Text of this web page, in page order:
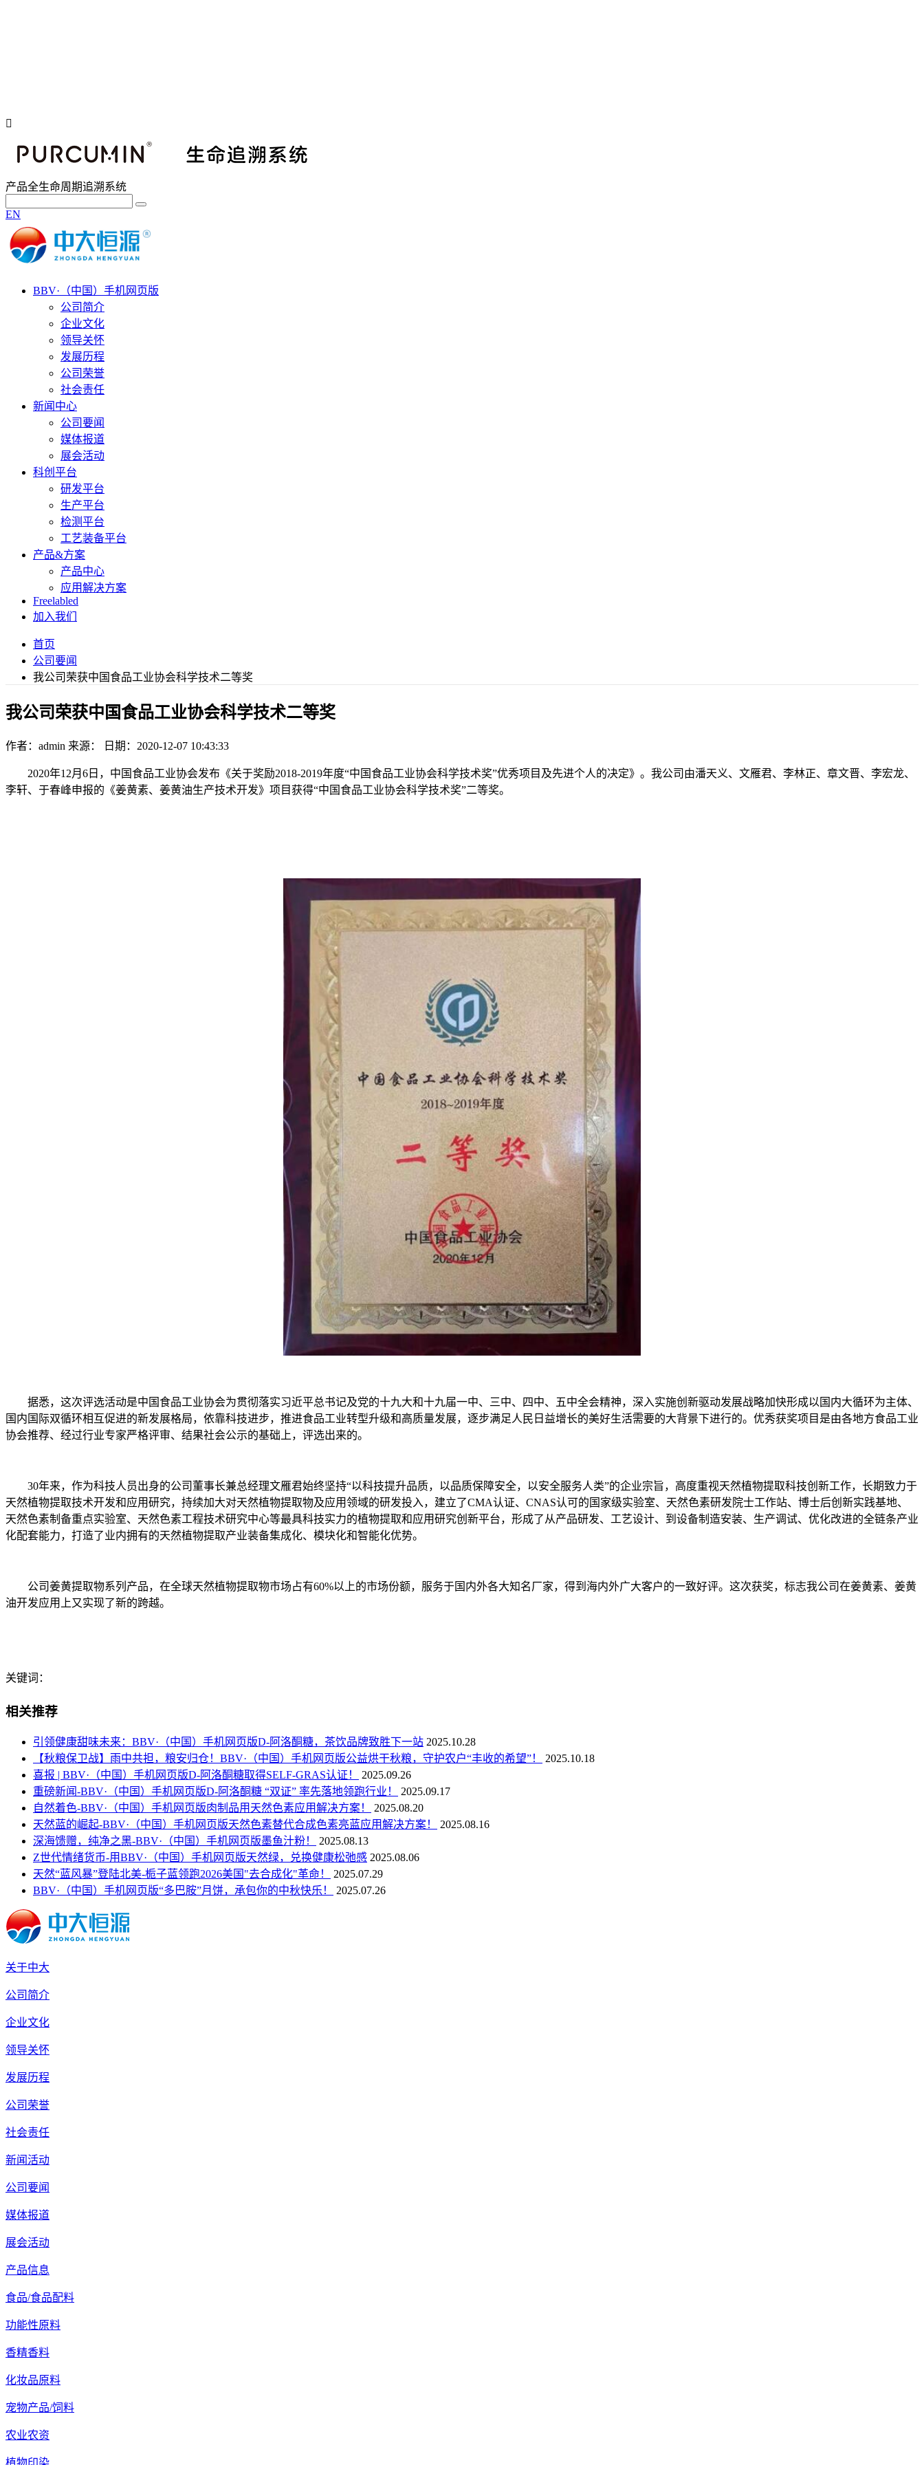
产品全生命周期追溯系统
EN
BBV·（中国）手机网页版
公司简介
企业文化
领导关怀
发展历程
公司荣誉
社会责任
新闻中心
公司要闻
媒体报道
展会活动
科创平台
研发平台
生产平台
检测平台
工艺装备平台
产品&方案
产品中心
应用解决方案
Freelabled
加入我们
首页
公司要闻
我公司荣获中国食品工业协会科学技术二等奖
我公司荣获中国食品工业协会科学技术二等奖
作者：admin 来源： 日期：2020-12-07 10:43:33
2020年12月6日，中国食品工业协会发布《关于奖励2018-2019年度“中国食品工业协会科学技术奖”优秀项目及先进个人的决定》。我公司由潘天义、文雁君、李林正、章文晋、李宏龙、
李轩、于春峰申报的《姜黄素、姜黄油生产技术开发》项目获得“中国食品工业协会科学技术奖”二等奖。
据悉，这次评选活动是中国食品工业协会为贯彻落实习近平总书记及党的十九大和十九届一中、三中、四中、五中全会精神，深入实施创新驱动发展战略加快形成以国内大循环为主体、
国内国际双循环相互促进的新发展格局，依靠科技进步，推进食品工业转型升级和高质量发展，逐步满足人民日益增长的美好生活需要的大背景下进行的。优秀获奖项目是由各地方食品工业
协会推荐、经过行业专家严格评审、结果社会公示的基础上，评选出来的。
30年来，作为科技人员出身的公司董事长兼总经理文雁君始终坚持“以科技提升品质，以品质保障安全，以安全服务人类”的企业宗旨，高度重视天然植物提取科技创新工作，长期致力于
天然植物提取技术开发和应用研究，持续加大对天然植物提取物及应用领域的研发投入，建立了CMA认证、CNAS认可的国家级实验室、天然色素研发院士工作站、博士后创新实践基地、
天然色素制备重点实验室、天然色素工程技术研究中心等最具科技实力的植物提取和应用研究创新平台，形成了从产品研发、工艺设计、到设备制造安装、生产调试、优化改进的全链条产业
化配套能力，打造了业内拥有的天然植物提取产业装备集成化、模块化和智能化优势。
公司姜黄提取物系列产品，在全球天然植物提取物市场占有60%以上的市场份额，服务于国内外各大知名厂家，得到海内外广大客户的一致好评。这次获奖，标志我公司在姜黄素、姜黄
油开发应用上又实现了新的跨越。
关键词：
相关推荐
引领健康甜味未来：BBV·（中国）手机网页版D-阿洛酮糖，茶饮品牌致胜下一站 2025.10.28
【秋粮保卫战】雨中共担，粮安归仓！BBV·（中国）手机网页版公益烘干秋粮，守护农户“丰收的希望”！
2025.10.18
喜报 | BBV·（中国）手机网页版D-阿洛酮糖取得SELF-GRAS认证！
2025.09.26
重磅新闻-BBV·（中国）手机网页版D-阿洛酮糖 “双证” 率先落地领跑行业！
2025.09.17
自然着色-BBV·（中国）手机网页版肉制品用天然色素应用解决方案！
2025.08.20
天然蓝的崛起-BBV·（中国）手机网页版天然色素替代合成色素亮蓝应用解决方案！
2025.08.16
深海馈赠，纯净之黑-BBV·（中国）手机网页版墨鱼汁粉！
2025.08.13
Z世代情绪货币-用BBV·（中国）手机网页版天然绿，兑换健康松弛感 2025.08.06
天然“蓝风暴”登陆北美-栀子蓝领跑2026美国"去合成化"革命！
2025.07.29
BBV·（中国）手机网页版“多巴胺”月饼，承包你的中秋快乐！
2025.07.26
关于中大
公司简介
企业文化
领导关怀
发展历程
公司荣誉
社会责任
新闻活动
公司要闻
媒体报道
展会活动
产品信息
食品/食品配料
功能性原料
香精香料
化妆品原料
宠物产品/饲料
农业农资
植物印染